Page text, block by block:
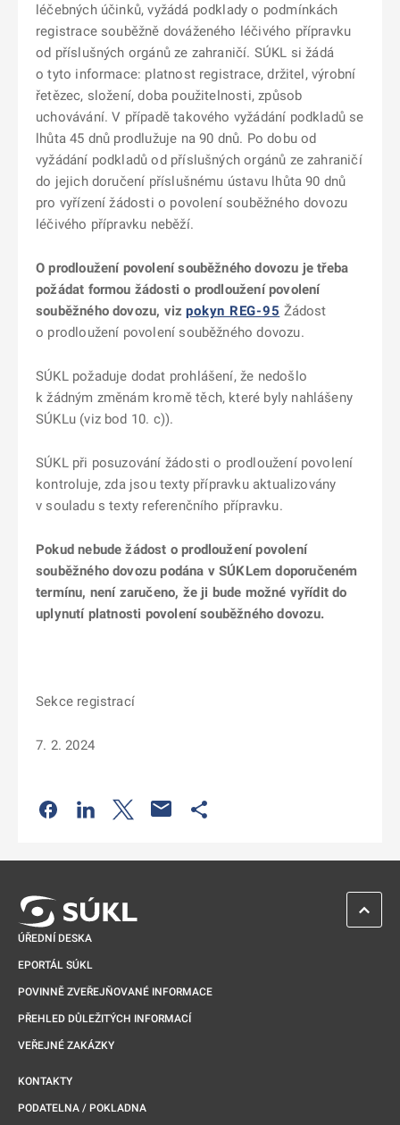
léčebných účinků, vyžádá podklady o podmínkách
registrace souběžně dováženého léčivého přípravku
od příslušných orgánů ze zahraničí. SÚKL si žádá
o tyto informace: platnost registrace, držitel, výrobní
řetězec, složení, doba použitelnosti, způsob
uchovávání. V případě takového vyžádání podkladů se
lhůta 45 dnů prodlužuje na 90 dnů. Po dobu od
vyžádání podkladů od příslušných orgánů ze zahraničí
do jejich doručení příslušnému ústavu lhůta 90 dnů
pro vyřízení žádosti o povolení souběžného dovozu
léčivého přípravku neběží.
O prodloužení povolení souběžného dovozu je třeba
požádat formou žádosti o prodloužení povolení
souběžného dovozu, vizpokyn REG-95 Žádost
o prodloužení povolení souběžného dovozu.
SÚKL požaduje dodat prohlášení, že nedošlo
k žádným změnám kromě těch, které byly nahlášeny
SÚKLu (viz bod 10. c)).
SÚKL při posuzování žádosti o prodloužení povolení
kontroluje, zda jsou texty přípravku aktualizovány
v souladu s texty referenčního přípravku.
Pokud nebude žádost o prodloužení povolení
souběžného dovozu podána v SÚKLem doporučeném
termínu, není zaručeno, že ji bude možné vyřídit do
uplynutí platnosti povolení souběžného dovozu.
Sekce registrací
7. 2. 2024
Odkaz se otevře na nové kartě
Odkaz se otevře na nové kartě
Odkaz se otevře na nové kartě
ÚŘEDNÍ DESKA
EPORTÁL SÚKL
POVINNĚ ZVEŘEJŇOVANÉ INFORMACE
PŘEHLED DŮLEŽITÝCH INFORMACÍ
VEŘEJNÉ ZAKÁZKY
KONTAKTY
PODATELNA / POKLADNA
ZPĚT